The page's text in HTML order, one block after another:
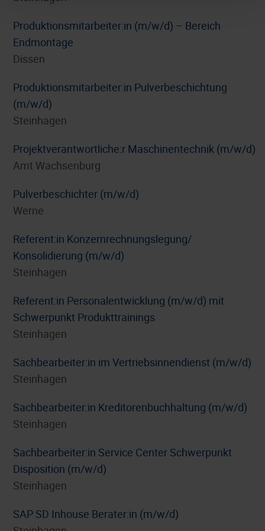
Produktionsmitarbeiter:in (m/w/d) – Bereich
Endmontage
Dissen
Produktionsmitarbeiter:in Pulverbeschichtung
(m/w/d)
Steinhagen
Projektverantwortliche:r Maschinentechnik (m/w/d)
Amt Wachsenburg
Pulverbeschichter (m/w/d)
Werne
Referent:in Konzernrechnungslegung/
Konsolidierung (m/w/d)
Steinhagen
Referent:in Personalentwicklung (m/w/d) mit
Schwerpunkt Produkttrainings
Steinhagen
Sachbearbeiter:in im Vertriebsinnendienst (m/w/d)
Steinhagen
Sachbearbeiter:in Kreditorenbuchhaltung (m/w/d)
Steinhagen
Sachbearbeiter:in Service Center Schwerpunkt
Disposition (m/w/d)
Steinhagen
SAP SD Inhouse Berater:in (m/w/d)